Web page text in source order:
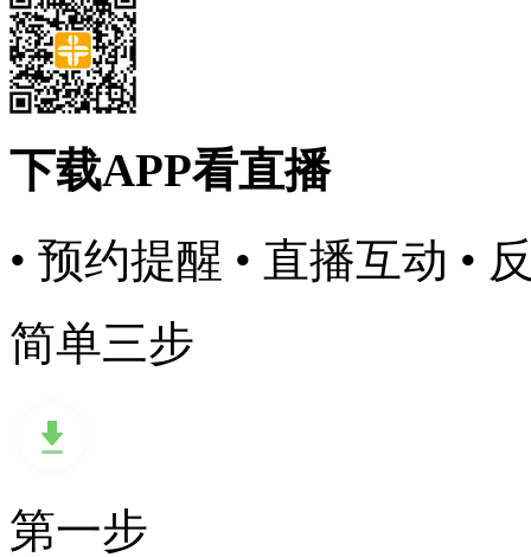
下载APP看直播
• 预约提醒 • 直播互动 •
简单三步
第一步